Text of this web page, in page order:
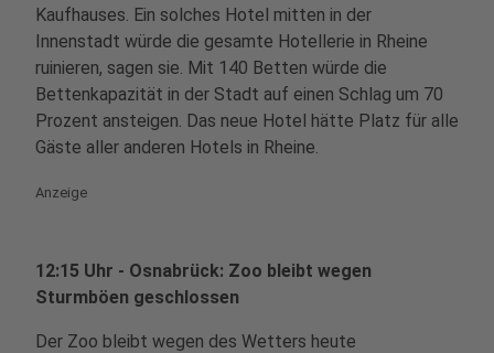
Kaufhauses. Ein solches Hotel mitten in der
Innenstadt würde die gesamte Hotellerie in Rheine
ruinieren, sagen sie. Mit 140 Betten würde die
Bettenkapazität in der Stadt auf einen Schlag um 70
Prozent ansteigen. Das neue Hotel hätte Platz für alle
Gäste aller anderen Hotels in Rheine.
Anzeige
12:15 Uhr - Osnabrück: Zoo bleibt wegen
Sturmböen geschlossen
Der Zoo bleibt wegen des Wetters heute